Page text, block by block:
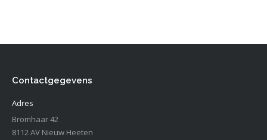
Contactgegevens
Adres
Bromhaar 42
8112 AV Nieuw Heeten